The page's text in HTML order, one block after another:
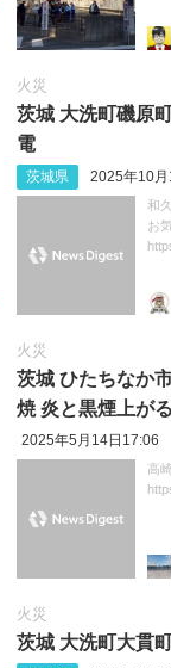
火災
茨城 大洗町磯原
電
茨城県 2025年10
和
お
火災
茨城 ひたちなか
焼 炎と黒煙上がる
2025年5月14日17:06
高
火災
茨城 大洗町大貫